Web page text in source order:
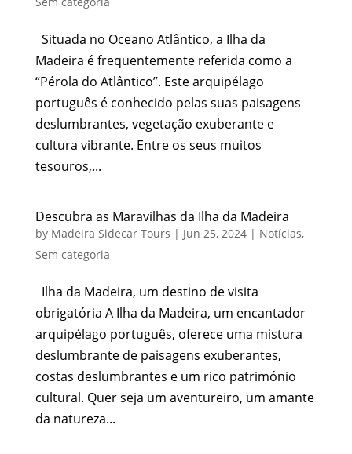
Situada no Oceano Atlântico, a Ilha da
Madeira é frequentemente referida como a
“Pérola do Atlântico”. Este arquipélago
português é conhecido pelas suas paisagens
deslumbrantes, vegetação exuberante e
cultura vibrante. Entre os seus muitos
tesouros,...
Descubra as Maravilhas da Ilha da Madeira
by Madeira Sidecar Tours | Jun 25, 2024| Notícias,
Sem categoria
Ilha da Madeira, um destino de visita
obrigatória A Ilha da Madeira, um encantador
arquipélago português, oferece uma mistura
deslumbrante de paisagens exuberantes,
costas deslumbrantes e um rico património
cultural. Quer seja um aventureiro, um amante
da natureza...